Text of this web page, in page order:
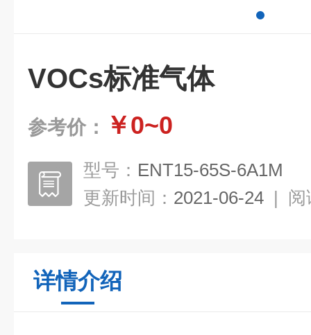
VOCs标准气体
参考价： ￥0~0
型号： ENT15-65S-6A1M
更新时间： 2021-06-24 | 阅
详情介绍